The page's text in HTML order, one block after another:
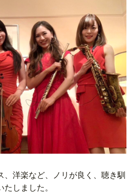
、洋楽など、ノリが良く、聴き馴
しました。